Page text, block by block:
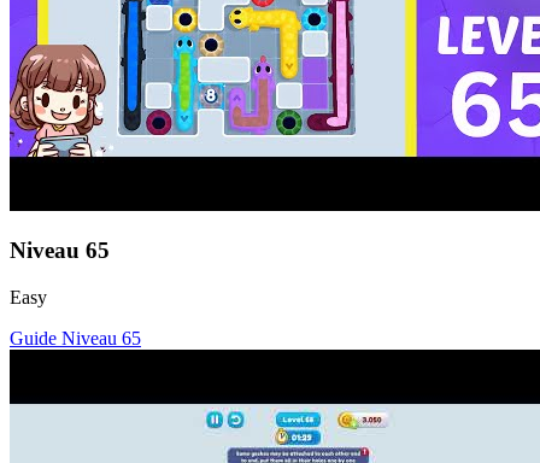
Niveau 65
Easy
Guide Niveau 65